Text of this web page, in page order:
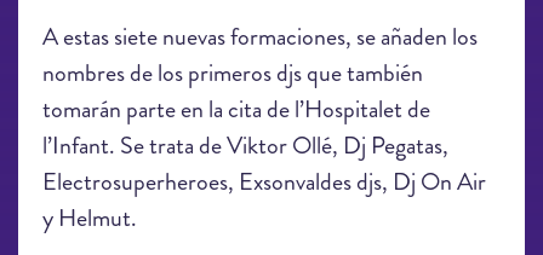
A estas siete nuevas formaciones, se añaden los
nombres de los primeros djs que también
tomarán parte en la cita de l’Hospitalet de
l’Infant. Se trata de Viktor Ollé, Dj Pegatas,
Electrosuperheroes, Exsonvaldes djs, Dj On Air
y Helmut.